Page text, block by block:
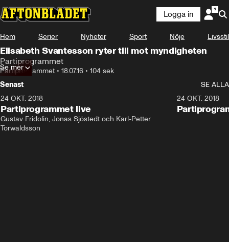
Logga in
Hem Serier Nyheter Sport Nöje Livsstil
Elisabeth Svantesson ryter till mot myndigheten
Partiprogrammet
Partiprogrammet • 18.07.16 • 104 sek
Se mer
Senast
SE ALLA
24 OKT. 2018
Partiprogrammet live
Gustav Fridolin, Jonas Sjöstedt och Karl-Petter
Torwaldsson
24 OKT. 2018